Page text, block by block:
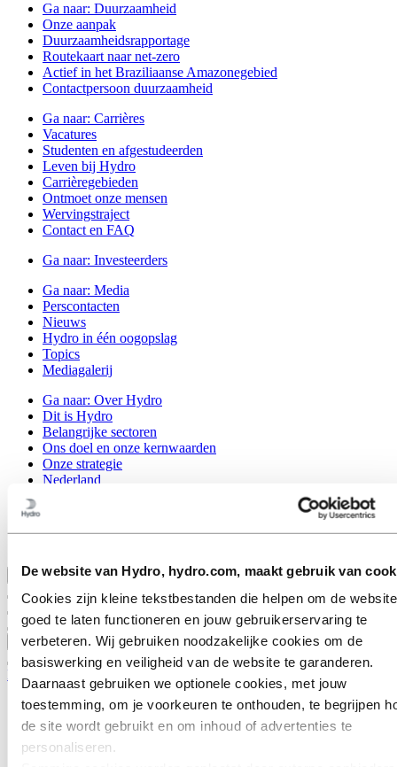
De website van Hydro, hydro.com, maakt gebruik van
Cookies zijn kleine tekstbestanden die helpen om de website
goed te laten functioneren en jouw gebruikerservaring te
verbeteren. Wij gebruiken noodzakelijke cookies om de
basiswerking en veiligheid van de website te garanderen.
Daarnaast gebruiken we optionele cookies, met jouw
toestemming, om je voorkeuren te onthouden, te begrijpen
de site wordt gebruikt en om inhoud of advertenties te
personaliseren.
Ga naar: Duurzaamheid
Onze aanpak
Duurzaamheidsrapportage
Routekaart naar net-zero
Actief in het Braziliaanse Amazonegebied
Contactpersoon duurzaamheid
Ga naar: Carrières
Vacatures
Studenten en afgestudeerden
Leven bij Hydro
Carrièregebieden
Ontmoet onze mensen
Wervingstraject
Contact en FAQ
Ga naar: Investeerders
Ga naar: Media
Perscontacten
Nieuws
Hydro in één oogopslag
Topics
Mediagalerij
Ga naar: Over Hydro
Dit is Hydro
Belangrijke sectoren
Ons doel en onze kernwaarden
Onze strategie
Nederland
Terug naar hoofdmenu
Sluiten
Duurzaamheid
Onze aanpak
Klimaat
Natuur
Sociaal